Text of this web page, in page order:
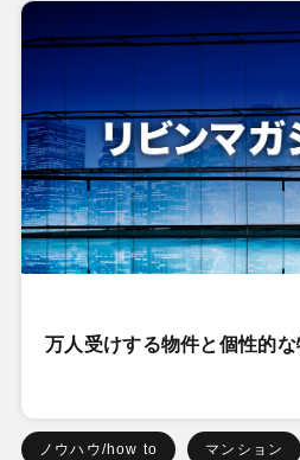
万人受けする物件と個性的
ノウハウ/how to マンション